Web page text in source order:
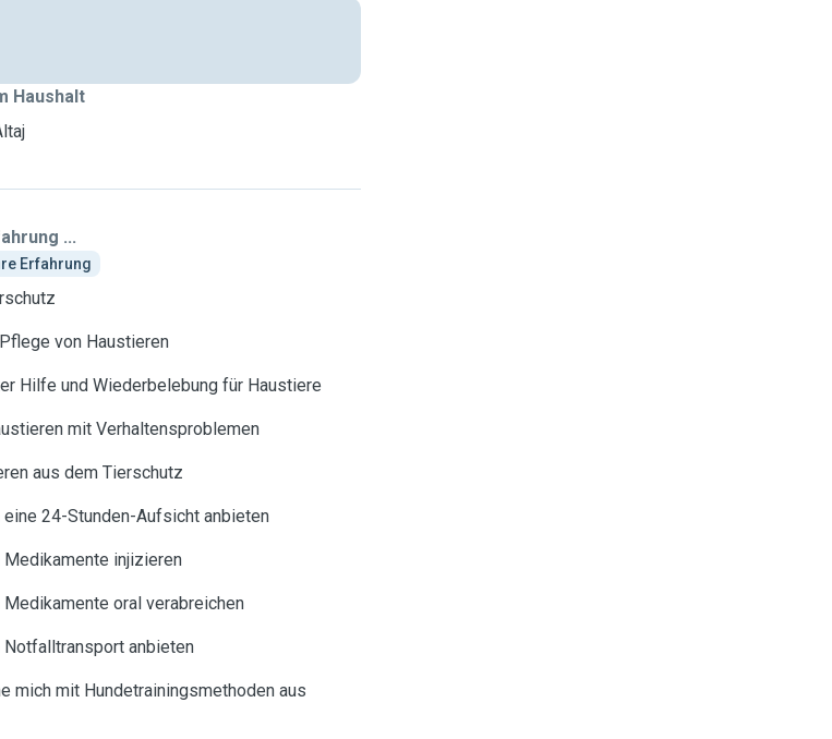
Haushalt
...
Erfahrung
von Haustieren
Hilfe und Wiederbelebung für Haustiere
mit Verhaltensproblemen
aus dem Tierschutz
eine 24-Stunden-Aufsicht anbieten
Medikamente injizieren
Medikamente oral verabreichen
Notfalltransport anbieten
mich mit Hundetrainingsmethoden aus